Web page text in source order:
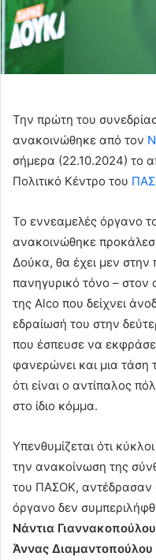
Την πρώτη του
ανακοινώθηκε από τον
σήμερα (22.10.2024) το
Πολιτικό Κέντρο του
Το εννεαμελές όργανο
ανακοινώθηκε
Δούκα, θα έχει μεν
πανηγυρικό τόνο –
της Alco που δείχνει
εδραίωσή του στην
που έσπευσε να
φανερώνει και μια τάση
ότι είναι ο αντίπαλος
στο ίδιο κόμμα.
Υπενθυμίζεται ότι
την ανακοίνωση της
του ΠΑΣΟΚ, αντέδρασαν
όργανο δεν
Νάντια Γιαννακοπούλου
Άννας Διαμαντοπούλου